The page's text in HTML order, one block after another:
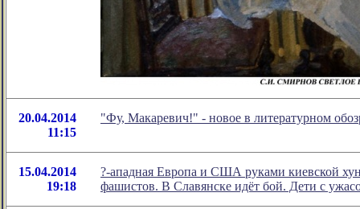
20.04.2014
11:15
"Фу, Макаревич!" - новое в литературном
15.04.2014
19:18
?-ападная Европа и США руками киевской
фашистов. В Славянске идёт бой. Дети с